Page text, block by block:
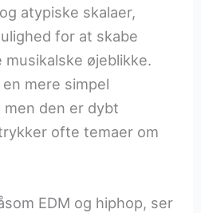
atypiske skalaer,
for at skabe
øjeblikke.
mere simpel
den er dybt
ofte temaer om
EDM og hiphop, ser